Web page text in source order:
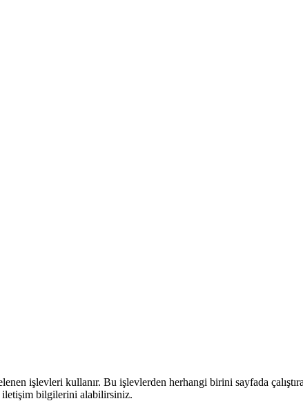
işlevleri kullanır. Bu işlevlerden herhangi birini sayfada
iletişim bilgilerini alabilirsiniz.